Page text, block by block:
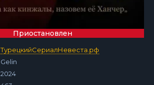
Приостановлен
ТурецкийСериалНевеста.рф
Gelin
2024